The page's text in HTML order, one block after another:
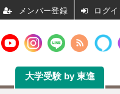
大学受験 by 東進
ログイ